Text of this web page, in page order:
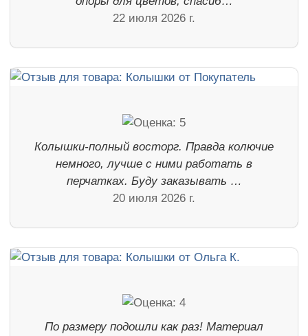
22 июля 2026 г.
Колышки-полный восторг. Правда колючие
немного, лучше с ними работать в
перчатках. Буду заказывать …
20 июля 2026 г.
По размеру подошли как раз! Материал